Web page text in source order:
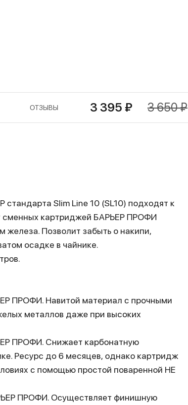
ОТЗЫВЫ 3 395 ₽ 3 650 ₽
Slim Line 10 (SL10) подходят к
сменных картриджей БАРЬЕР ПРОФИ
Позволит забыть о накипи,
осадке в чайнике.
ПРОФИ. Навитой материал с прочными
металлов даже при высоких
ПРОФИ. Снижает карбонатную
Ресурс до 6 месяцев, однако картридж
с помощью простой поваренной НЕ
ПРОФИ. Осуществляет финишную